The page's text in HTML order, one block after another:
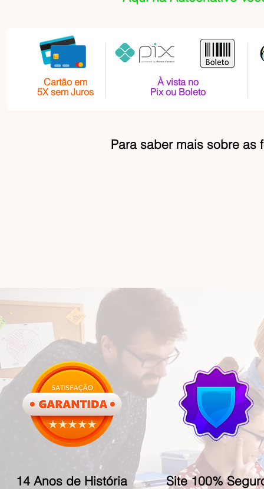
Cartão em
5X sem Juros
À vista no
Pix ou Boleto
Para saber mais sobre
14 Anos de História
Site 100%